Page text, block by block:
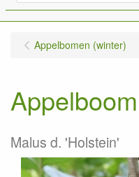
Appelbomen (winter)
Malus d. 'Holstein'